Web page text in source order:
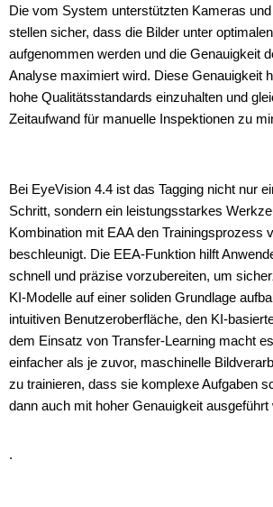
Die vom System unterstützten Kameras
stellen sicher, dass die Bilder unter
aufgenommen werden und die Genauigkeit
Analyse maximiert wird. Diese Genauigkeit
hohe Qualitätsstandards einzuhalten und
Zeitaufwand für manuelle Inspektionen zu
Bei EyeVision 4.4 ist das Tagging nicht nur
Schritt, sondern ein leistungsstarkes
Kombination mit EAA den Trainingsprozess
beschleunigt. Die EEA-Funktion hilft
schnell und präzise vorzubereiten, um
KI-Modelle auf einer soliden Grundlage
intuitiven Benutzeroberfläche, den KI-
dem Einsatz von Transfer-Learning macht
einfacher als je zuvor, maschinelle
zu trainieren, dass sie komplexe Aufgaben
dann auch mit hoher Genauigkeit ausgeführt
.